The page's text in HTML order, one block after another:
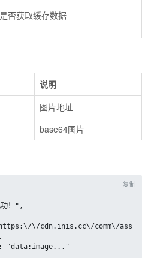
是否获取缓存数据
说明
图片地址
base64图片
复制